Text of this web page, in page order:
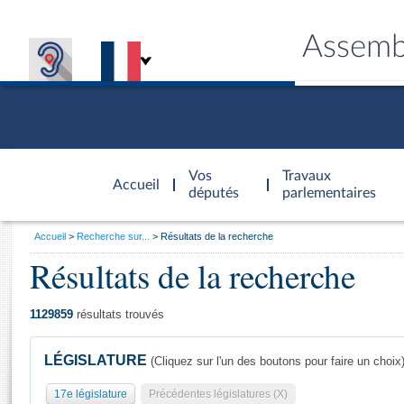
Accueil
d'accueil
Vos
députés
Travaux
parlementaires
Général
Vous
Accueil Recherche sur... Résultats de la recherche
Résultats de la recherche
1129859 résultats trouvés
LÉGISLATURE (Cliquez sur l'un des boutons pour faire un choix)
17e législature Précédentes législatures (X)